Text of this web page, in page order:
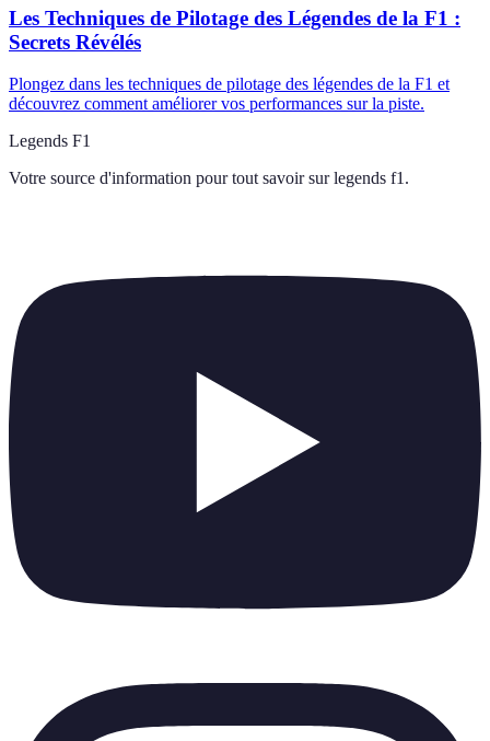
Les Techniques de Pilotage des Légendes de la F1 :
Secrets Révélés
Plongez dans les techniques de pilotage des légendes de la F1 et
découvrez comment améliorer vos performances sur la piste.
Legends F1
Votre source d'information pour tout savoir sur legends f1 .